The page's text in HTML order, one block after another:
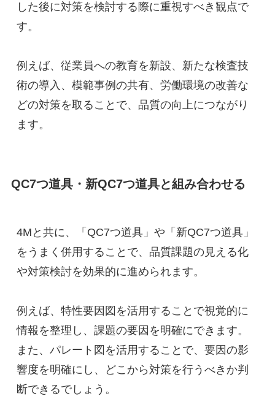
した後に対策を検討する際に重視すべき観点で
す。
例えば、従業員への教育を新設、新たな検査技
術の導入、模範事例の共有、労働環境の改善な
どの対策を取ることで、品質の向上につながり
ます。
QC7つ道具・新QC7つ道具と組み合わせる
4Mと共に、「QC7つ道具」や「新QC7つ道具」
をうまく併用することで、品質課題の見える化
や対策検討を効果的に進められます。
例えば、特性要因図を活用することで視覚的に
情報を整理し、課題の要因を明確にできます。
また、パレート図を活用することで、要因の影
響度を明確にし、どこから対策を行うべきか判
断できるでしょう。